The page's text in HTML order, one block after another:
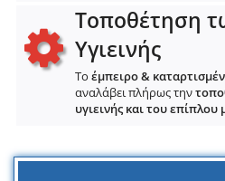
Τοποθέτηση
Υγιεινής
Το έμπειρο &
αναλάβει πλήρως την
υγιεινής και του επίπλου